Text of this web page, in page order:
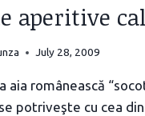
aperitive
July 28, 2009
aia românească
potriveşte cu cea